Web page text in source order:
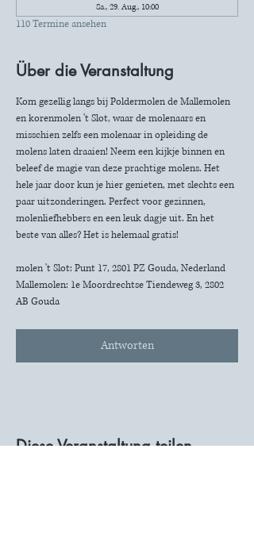
Sa., 29. Aug., 10:00
110 Termine ansehen
Über die Veranstaltung
Kom gezellig langs bij Poldermolen de Mallemolen
en korenmolen 't Slot, waar de molenaars en
misschien zelfs een molenaar in opleiding de
molens laten draaien! Neem een kijkje binnen en
beleef de magie van deze prachtige molens. Het
hele jaar door kun je hier genieten, met slechts een
paar uitzonderingen. Perfect voor gezinnen,
molenliefhebbers en een leuk dagje uit. En het
beste van alles? Het is helemaal gratis!
molen 't Slot: Punt 17, 2801 PZ Gouda, Nederland
Mallemolen: 1e Moordrechtse Tiendeweg 3, 2802
AB Gouda
Antworten
Diese Veranstaltung teilen